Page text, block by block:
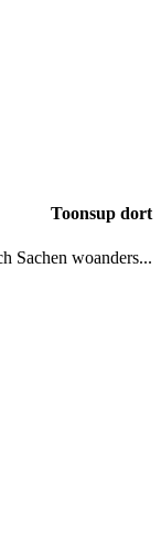
Toonsup dort
Sachen woanders...